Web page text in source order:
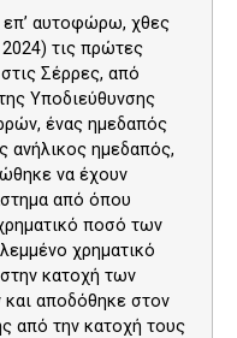
αυτοφώρω, χθες
τις πρώτες
Σέρρες, από
Υποδιεύθυνσης
ένας ημεδαπός
ανήλικος ημεδαπός,
να έχουν
από όπου
ποσό των
χρηματικό
κατοχή των
αποδόθηκε στον
από την κατοχή τους